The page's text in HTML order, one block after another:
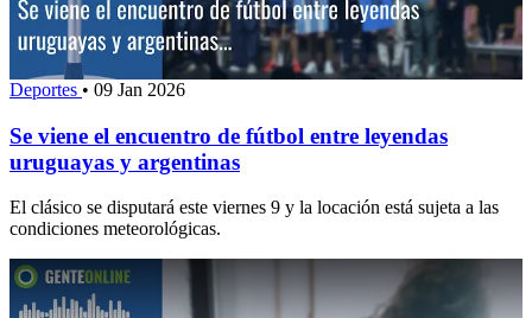
Deportes • 09 Jan 2026
Se viene el encuentro de fútbol entre leyendas
uruguayas y argentinas
El clásico se disputará este viernes 9 y la locación está sujeta a las
condiciones meteorológicas.